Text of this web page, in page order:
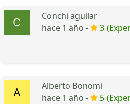
Conchi aguilar
hace 1 año -
3
Alberto Bonomi
hace 1 año -
5